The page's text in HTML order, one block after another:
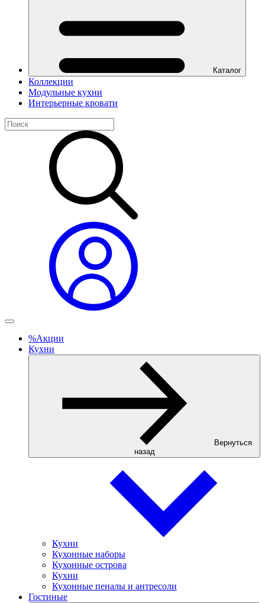
Каталог
Коллекции
Модульные кухни
Интерьерные кровати
%Акции
Кухни
Вернуться
назад
Кухни
Кухонные наборы
Кухонные острова
Кухни
Кухонные пеналы и антресоли
Гостиные